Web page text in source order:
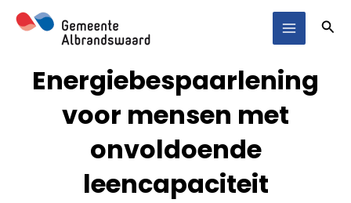
naar
inhoud
Main
Menu
Energiebespaarlening
voor mensen met
onvoldoende
leencapaciteit